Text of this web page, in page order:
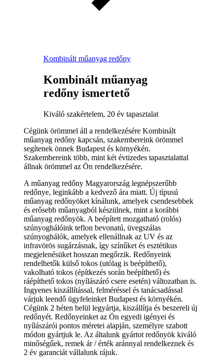
Kombinált műanyag redőny
Kombinált műanyag
redőny ismertető
Kiváló szakértelem, 20 év tapasztalat
Cégünk örömmel áll a rendelkezésére Kombinált
műanyag redőny kapcsán, szakembereink örömmel
segítenek önnek Budapest és környékén.
Szakembereink több, mint két évtizedes tapasztalattal
állnak örömmel az Ön rendelkezésére.
A műanyag redőny Magyarország legnépszerűbb
redőnye, leginkább a kedvező ára miatt. Új típusú
műanyag redőnyöket kínálunk, amelyek csendesebbek
és erősebb műanyagból készülnek, mint a korábbi
műanyag redőnyök. A beépített mozgatható (rolós)
szúnyoghálóink teflon bevonatú, üvegszálas
szúnyoghálók, amelyek ellenállnak az UV és az
infravörös sugárzásnak, így színűket és esztétikus
megjelenésüket hosszan megőrzik. Redőnyeink
rendelhetők külső tokos (utólag is beépíthető),
vakolható tokos (építkezés során beépíthető) és
ráépíthető tokos (nyílászáró csere esetén) változatban is.
Ingyenes kiszállítással, felméréssel és tanácsadással
várjuk leendő ügyfeleinket Budapest és környékén.
Cégünk 2 héten belül legyártja, kiszállítja és beszereli új
redőnyét. Redőnyeinket az Ön egyedi igényei és
nyílászárói pontos méretei alapján, személyre szabott
módon gyártjuk le. Az általunk gyártot redőnyök kiváló
minőségűek, remek ár / érték aránnyal rendelkeznek és
2 év garanciát vállalunk rájuk.